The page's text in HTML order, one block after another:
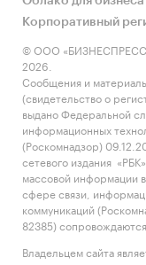
Корпоративный
© ООО
2026.
Сообщения и
(свидетельство о
выдано Федеральной
информационных
(Роскомнадзор)
сетевого издания
массовой информации
сфере связи,
коммуникаций
82385)
Владельцем сайта